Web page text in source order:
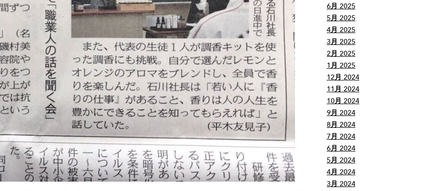
6月 2025
5月 2025
4月 2025
3月 2025
2月 2025
1月 2025
12月 2024
11月 2024
10月 2024
9月 2024
8月 2024
7月 2024
6月 2024
5月 2024
4月 2024
3月 2024